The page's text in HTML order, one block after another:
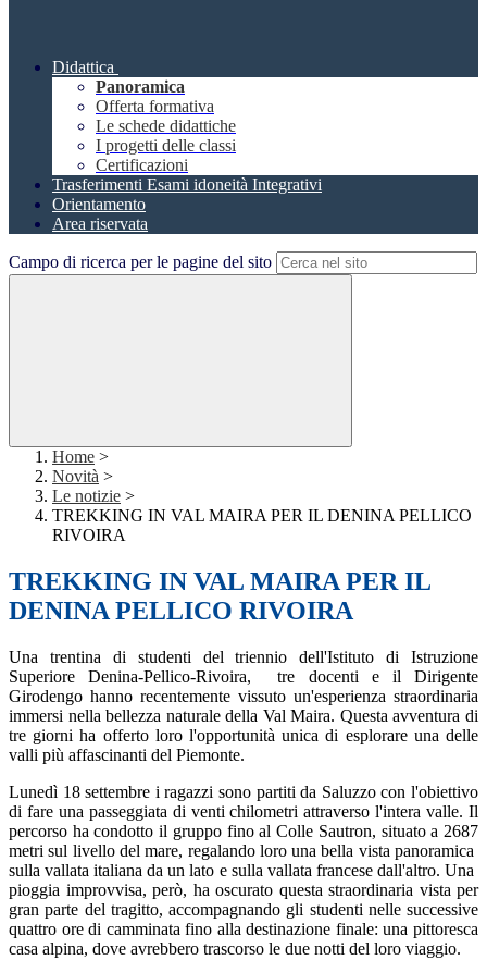
Didattica
Panoramica
Offerta formativa
Le schede didattiche
I progetti delle classi
Certificazioni
Trasferimenti Esami idoneità Integrativi
Orientamento
Area riservata
Campo di ricerca per le pagine del sito
Home >
Novità >
Le notizie >
TREKKING IN VAL MAIRA PER IL DENINA PELLICO
RIVOIRA
TREKKING IN VAL MAIRA PER IL
DENINA PELLICO RIVOIRA
Una trentina di studenti del triennio dell'Istituto di Istruzione
Superiore Denina-Pellico-Rivoira, tre docenti e il Dirigente
Girodengo hanno recentemente vissuto un'esperienza straordinaria
immersi nella bellezza naturale della Val Maira. Questa avventura di
tre giorni ha offerto loro l'opportunità unica di esplorare una delle
valli più affascinanti del Piemonte.
Lunedì 18 settembre i ragazzi sono partiti da Saluzzo con l'obiettivo
di fare una passeggiata di venti chilometri attraverso l'intera valle. Il
percorso ha condotto il gruppo fino al Colle Sautron, situato a 2687
metri sul livello del mare, regalando loro una bella vista panoramica
sulla vallata italiana da un lato e sulla vallata francese dall'altro. Una
pioggia improvvisa, però, ha oscurato questa straordinaria vista per
gran parte del tragitto, accompagnando gli studenti nelle successive
quattro ore di camminata fino alla destinazione finale: una pittoresca
casa alpina, dove avrebbero trascorso le due notti del loro viaggio.